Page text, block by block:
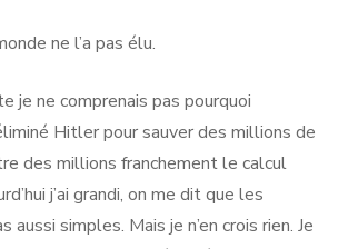
ne l’a pas élu.
je ne comprenais pas pourquoi
Hitler pour sauver des millions de
des millions franchement le calcul
j’ai grandi, on me dit que les
aussi simples. Mais je n’en crois rien. Je